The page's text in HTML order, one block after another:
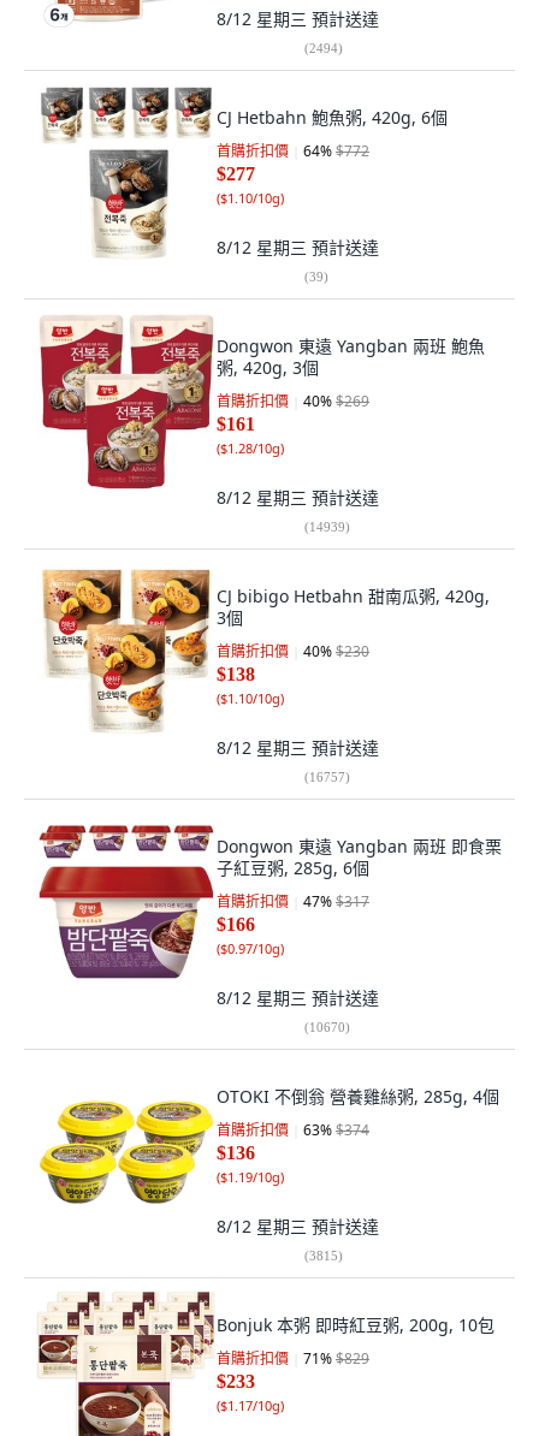
8/12 星期三 預計送達
(2494)
CJ Hetbahn 鮑魚粥, 420g, 6個
首購折扣價 64%$772
$277
($1.10/10g)
8/12 星期三 預計送達
(39)
Dongwon 東遠 Yangban 兩班 鮑魚
粥, 420g, 3個
首購折扣價 40%$269
$161
($1.28/10g)
8/12 星期三 預計送達
(14939)
CJ bibigo Hetbahn 甜南瓜粥, 420g,
3個
首購折扣價 40%$230
$138
($1.10/10g)
8/12 星期三 預計送達
(16757)
Dongwon 東遠 Yangban 兩班 即食栗
子紅豆粥, 285g, 6個
首購折扣價 47%$317
$166
($0.97/10g)
8/12 星期三 預計送達
(10670)
OTOKI 不倒翁 營養雞絲粥, 285g, 4個
首購折扣價 63%$374
$136
($1.19/10g)
8/12 星期三 預計送達
(3815)
Bonjuk 本粥 即時紅豆粥, 200g, 10包
首購折扣價 71%$829
$233
($1.17/10g)